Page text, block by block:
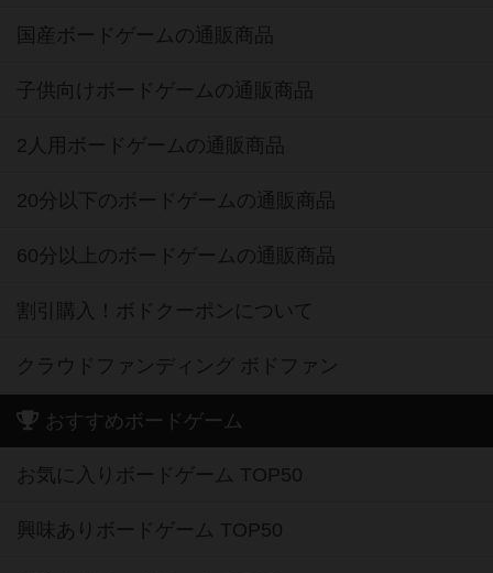
国産ボードゲームの通販商品
子供向けボードゲームの通販商品
2人用ボードゲームの通販商品
20分以下のボードゲームの通販商品
60分以上のボードゲームの通販商品
割引購入！ボドクーポンについて
クラウドファンディング ボドファン
おすすめボードゲーム
お気に入りボードゲーム TOP50
興味ありボードゲーム TOP50